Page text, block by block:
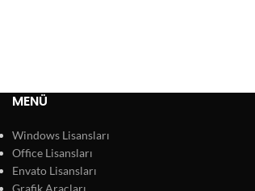
MENÜ
Windows Lisansları
Office Lisansları
Envato Lisansları
Grafik Araçları